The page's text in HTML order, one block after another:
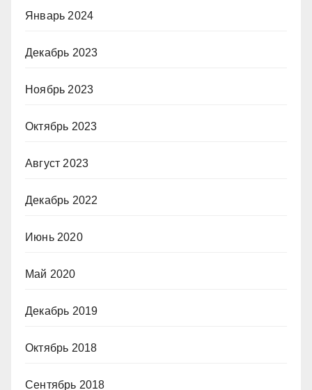
Январь 2024
Декабрь 2023
Ноябрь 2023
Октябрь 2023
Август 2023
Декабрь 2022
Июнь 2020
Май 2020
Декабрь 2019
Октябрь 2018
Сентябрь 2018